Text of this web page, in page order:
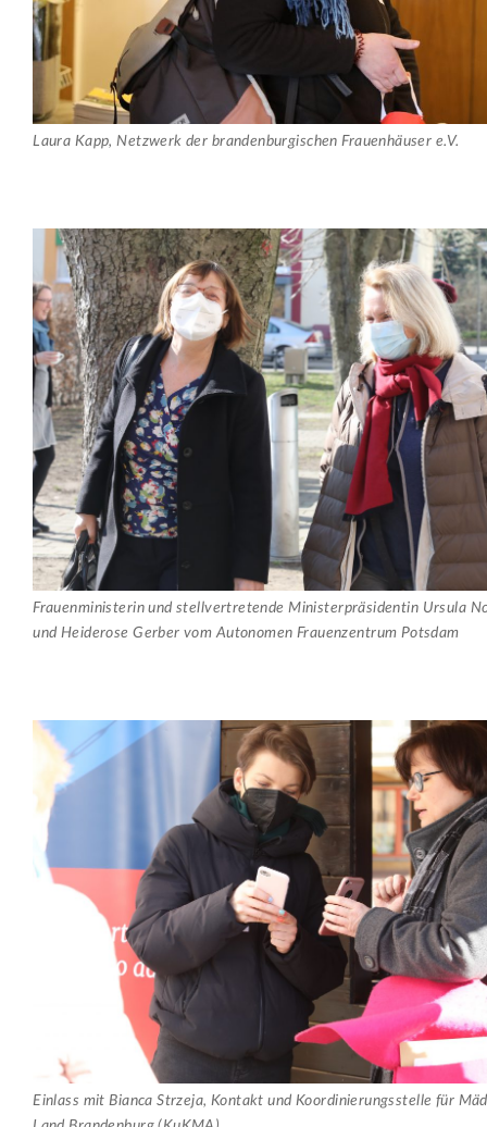
Laura Kapp, Netzwerk der brandenburgischen Frauenhäuser e.V.
Frauenministerin und stellvertretende Ministerpräsidentin Ursula
und Heiderose Gerber vom Autonomen Frauenzentrum Potsdam
Einlass mit Bianca Strzeja, Kontakt und Koordinierungsstelle für